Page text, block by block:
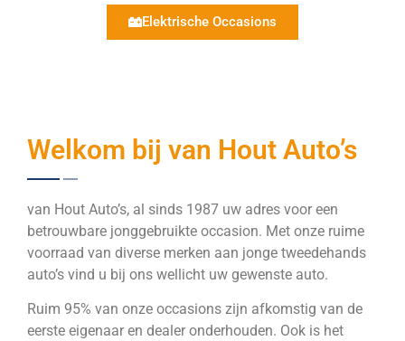
Elektrische Occasions
Welkom bij van Hout Auto’s
van Hout Auto’s, al sinds 1987 uw adres voor een
betrouwbare jonggebruikte occasion. Met onze ruime
voorraad van diverse merken aan jonge tweedehands
auto’s vind u bij ons wellicht uw gewenste auto.
Ruim 95% van onze occasions zijn afkomstig van de
eerste eigenaar en dealer onderhouden. Ook is het